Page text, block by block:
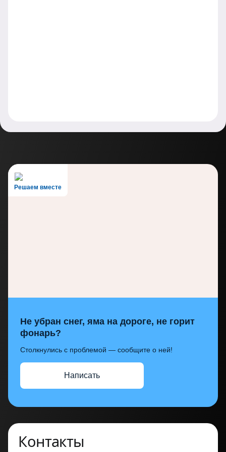
Решаем вместе
Не убран снег, яма на дороге, не горит
фонарь?
Столкнулись с проблемой — сообщите о ней!
Написать
Контакты